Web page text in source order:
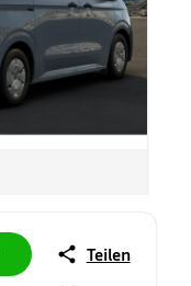
Teilen